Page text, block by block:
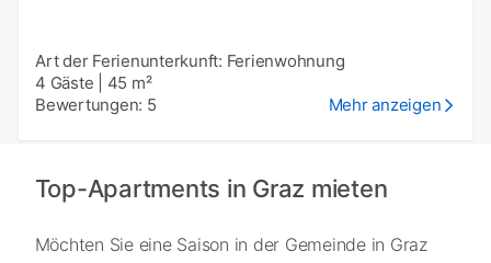
Art der Ferienunterkunft: Ferienwohnung
4 Gäste
45 m²
Bewertungen: 5
Mehr anzeigen
Top-Apartments in Graz mieten
Möchten Sie eine Saison in der Gemeinde in Graz